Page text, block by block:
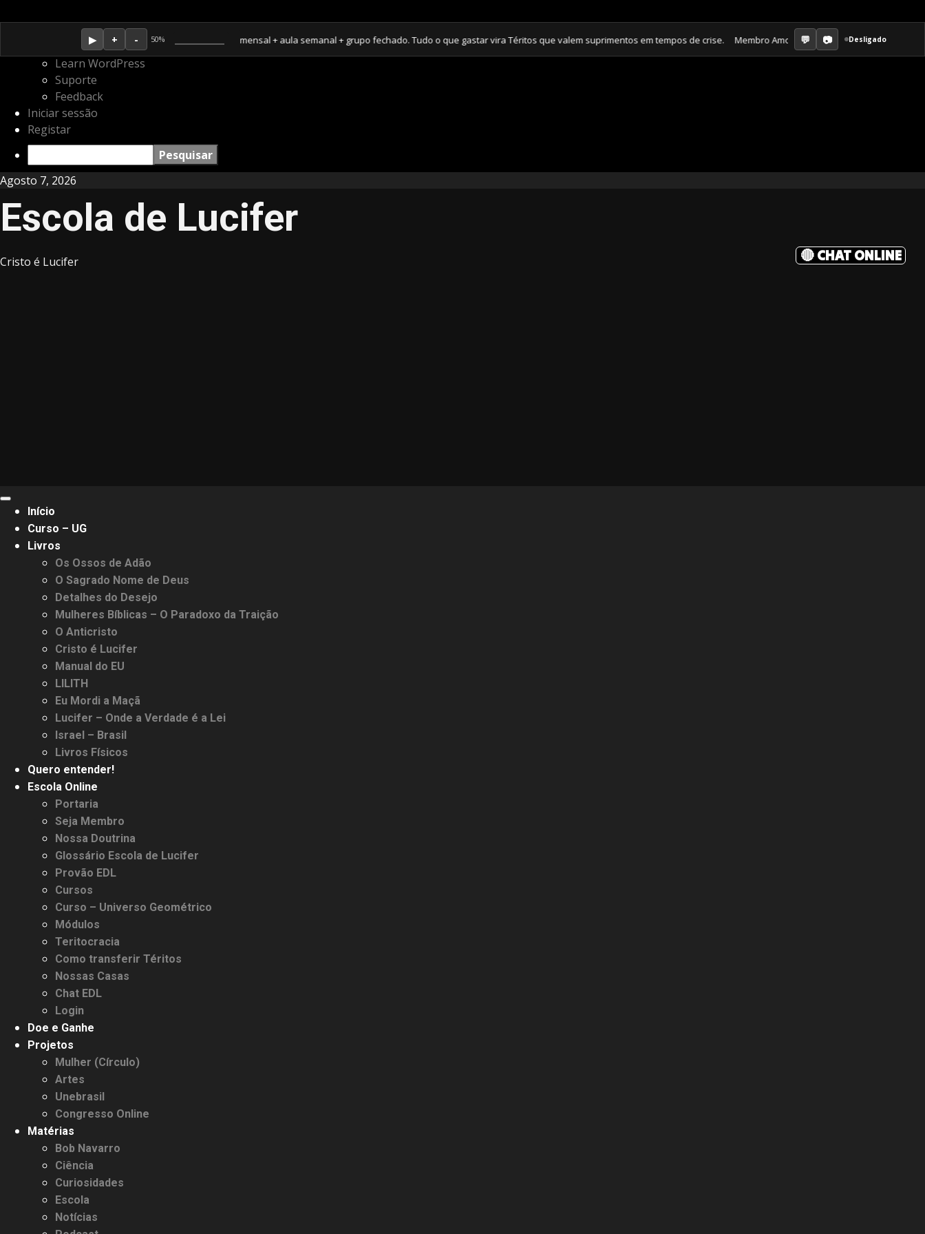
50%
Membro Amor ganha jornal mensal + aula semanal + grupo fechado. Tudo o que gastar vira Téritos que valem suprimentos em tempos de crise. Membro Amor ganha jornal mensal + aula
Desligado
WordPress
WordPress.org
Documentação
Learn WordPress
Suporte
Feedback
Iniciar sessão
Registar
Pesquisar
Skip
content
Agosto 7, 2026
Escola de Lucifer
Cristo é Lucifer 🔴 CHAT ONLINE
Primary
Menu
Início
Curso – UG
Livros
Os Ossos de Adão
O Sagrado Nome de Deus
Detalhes do Desejo
Mulheres Bíblicas – O Paradoxo da Traição
O Anticristo
Cristo é Lucifer
Manual do EU
LILITH
Eu Mordi a Maçã
Lucifer – Onde a Verdade é a Lei
Israel – Brasil
Livros Físicos
Quero entender!
Escola Online
Portaria
Seja Membro
Nossa Doutrina
Glossário Escola de Lucifer
Provão EDL
Cursos
Curso – Universo Geométrico
Módulos
Teritocracia
Como transferir Téritos
Nossas Casas
Chat EDL
Login
Doe e Ganhe
Projetos
Mulher (Círculo)
Artes
Unebrasil
Congresso Online
Matérias
Bob Navarro
Ciência
Curiosidades
Escola
Notícias